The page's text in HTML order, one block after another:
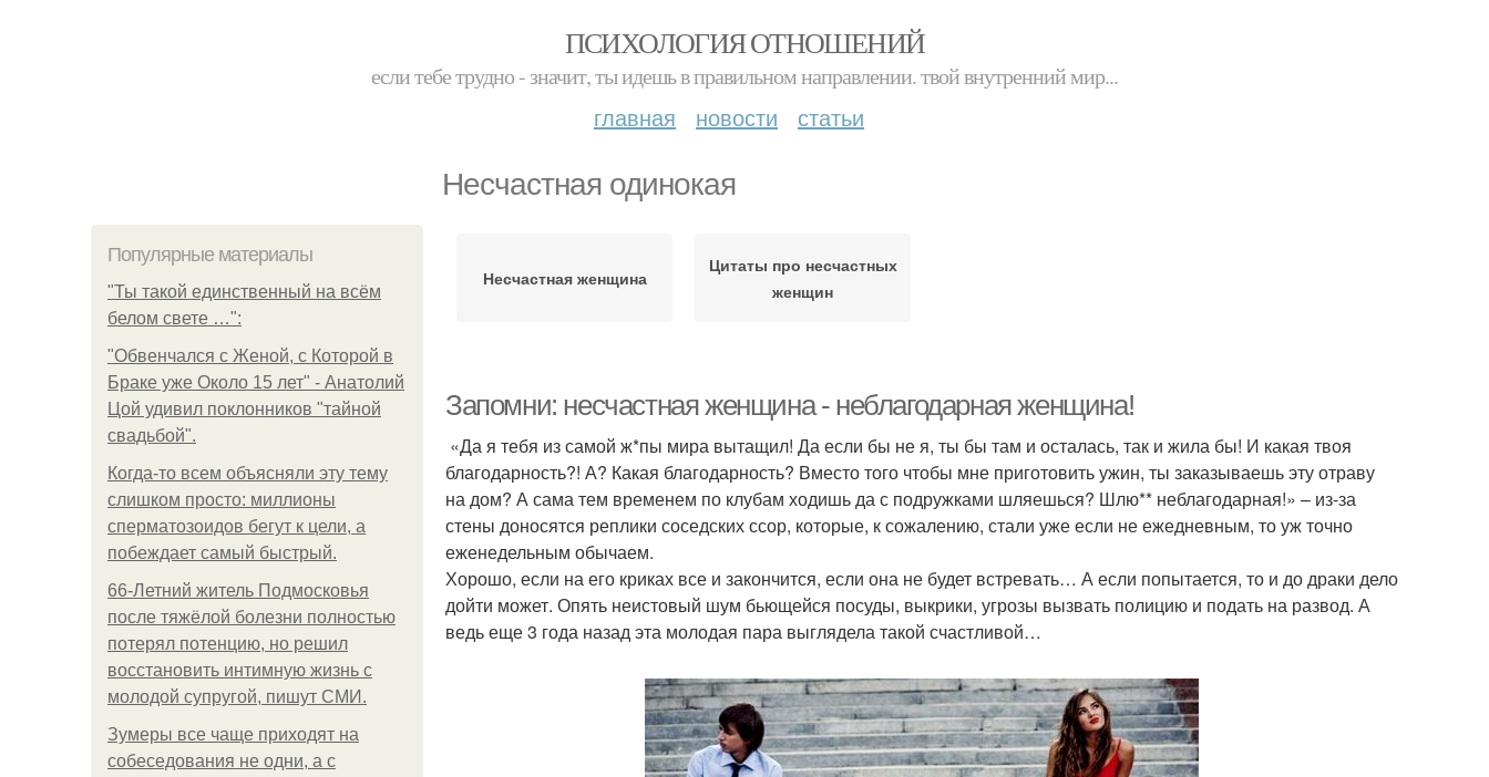
ПСИХОЛОГИЯ ОТНОШЕНИЙ
если тебе трудно - значит, ты идешь в правильном направлении. твой внутренний мир...
главная новости статьи
Несчастная одинокая
Популярные материалы
"Ты такой единственный на всём
белом свете …":
"Обвенчался с Женой, с Которой в
Браке уже Около 15 лет" - Анатолий
Цой удивил поклонников "тайной
свадьбой".
Когда-то всем объясняли эту тему
слишком просто: миллионы
сперматозоидов бегут к цели, а
побеждает самый быстрый.
66-Летний житель Подмосковья
после тяжёлой болезни полностью
потерял потенцию, но решил
восстановить интимную жизнь с
молодой супругой, пишут СМИ.
Зумеры все чаще приходят на
собеседования не одни, а с
Несчастная женщина
Цитаты про несчастных
женщин
Запомни: несчастная женщина - неблагодарная женщина!
«Да я тебя из самой ж*пы мира вытащил! Да если бы не я, ты бы там и осталась, так и жила бы! И какая твоя
благодарность?! А? Какая благодарность? Вместо того чтобы мне приготовить ужин, ты заказываешь эту отраву
на дом? А сама тем временем по клубам ходишь да с подружками шляешься? Шлю** неблагодарная!» – из-за
стены доносятся реплики соседских ссор, которые, к сожалению, стали уже если не ежедневным, то уж точно
еженедельным обычаем.
Хорошо, если на его криках все и закончится, если она не будет встревать… А если попытается, то и до драки дело
дойти может. Опять неистовый шум бьющейся посуды, выкрики, угрозы вызвать полицию и подать на развод. А
ведь еще 3 года назад эта молодая пара выглядела такой счастливой…